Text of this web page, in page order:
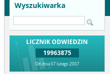
Wyszukiwarka
LICZNIK ODWIEDZIN
19963875
Od dnia 07 lutego 2007